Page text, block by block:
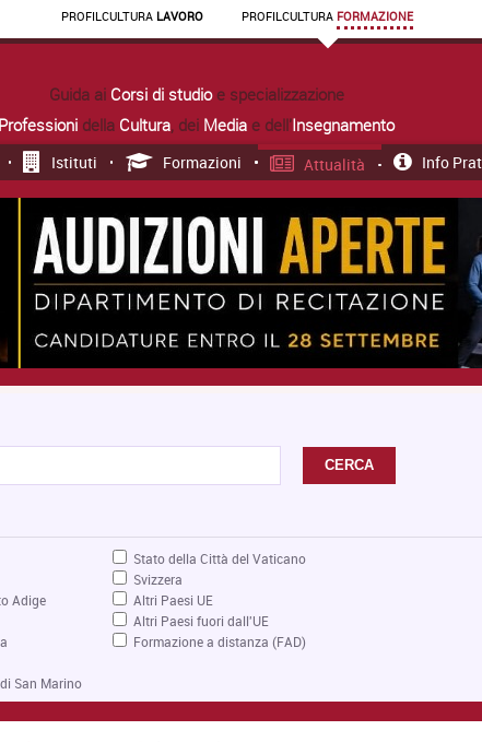
PROFILCULTURA LAVORO PROFILCULTURA FORMAZIONE
Guida ai Corsi di studioe specializzazione
Professioni della Cultura, dei Media e dell'Insegnamento
Istituti Formazioni Attualità Info
CERCA
Adige
San Marino
Stato della Città del Vaticano
Svizzera
Altri Paesi UE
Altri Paesi fuori dall'UE
Formazione a distanza (FAD)